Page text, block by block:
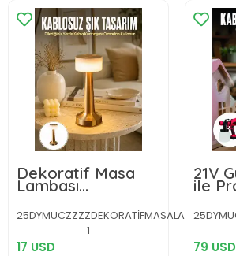
Dekoratif Masa
Lambası
Dokunmatik Renk
Değiştirebilen
Gece Lambası Yeni
1
17 USD
21V
ile
79 USD